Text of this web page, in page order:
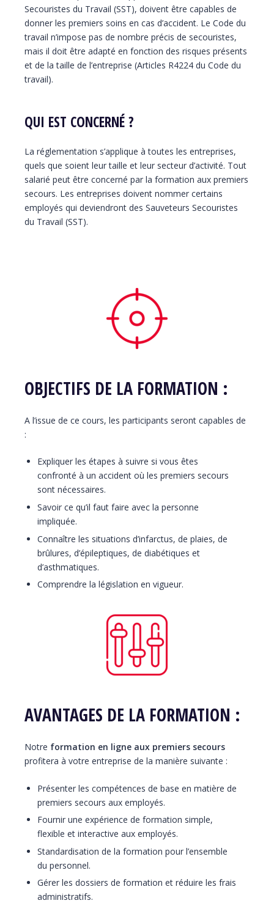
Secouristes du Travail (SST), doivent être capables de
donner les premiers soins en cas d’accident. Le Code du
travail n’impose pas de nombre précis de secouristes,
mais il doit être adapté en fonction des risques présents
et de la taille de l’entreprise (Articles R4224 du Code du
travail).
QUI EST CONCERNÉ ?
La réglementation s’applique à toutes les entreprises,
quels que soient leur taille et leur secteur d’activité. Tout
salarié peut être concerné par la formation aux premiers
secours. Les entreprises doivent nommer certains
employés qui deviendront des Sauveteurs Secouristes
du Travail (SST).
OBJECTIFS DE LA FORMATION :
A l’issue de ce cours, les participants seront capables de
:
Expliquer les étapes à suivre si vous êtes
confronté à un accident où les premiers secours
sont nécessaires.
Savoir ce qu’il faut faire avec la personne
impliquée.
Connaître les situations d’infarctus, de plaies, de
brûlures, d’épileptiques, de diabétiques et
d’asthmatiques.
Comprendre la législation en vigueur.
AVANTAGES DE LA FORMATION :
Notre formation en ligne aux premiers secours
profitera à votre entreprise de la manière suivante :
Présenter les compétences de base en matière de
premiers secours aux employés.
Fournir une expérience de formation simple,
flexible et interactive aux employés.
Standardisation de la formation pour l’ensemble
du personnel.
Gérer les dossiers de formation et réduire les frais
administratifs.